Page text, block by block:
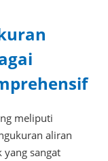
meliputi
aliran
sangat